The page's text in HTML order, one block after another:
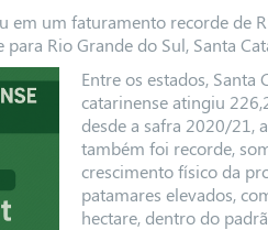
em um faturamento recorde de
Rio Grande do Sul, Santa
Entre os estados, Santa
catarinense atingiu
desde a safra 2020/21,
também foi recorde,
crescimento físico da
patamares elevados,
hectare, dentro do